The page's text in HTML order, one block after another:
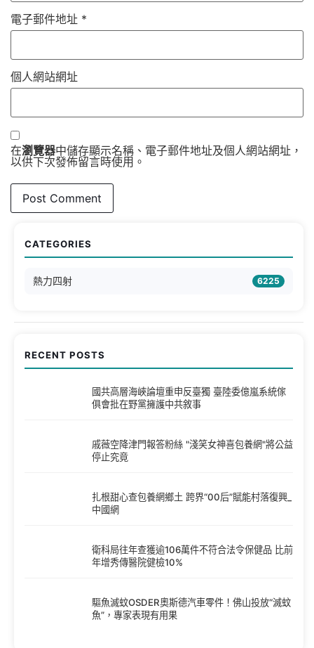
電子郵件地址 *
個人網站網址
在瀏覽器中儲存顯示名稱、電子郵件地址及個人網站網址，
以供下次發佈留言時使用。
CATEGORIES
熱力四射 6225
RECENT POSTS
國共高層海峽論壇重申反臺獨 臺陸委億嵐系統傢
俱會批在野黨擁護中共敘事
戚薇空降津門報答粉絲 "淺笑女神喜包養網"將公益
停止究竟
扎根甜心查包養網鄉土 跨界“00后”賦能村落復興_
中國網
衛科局往年查獲逾106萬件不符合法令保健品 比前
年增秀傳醫院健檢10%
驅魚滅蚊OSDER奧斯德汽車零件！佛山投放“滅蚊
魚”，專家表現有用果